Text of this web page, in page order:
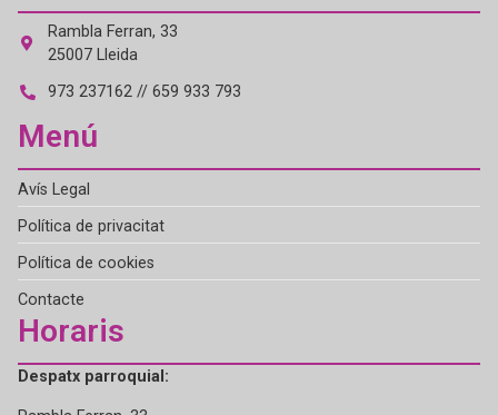
Rambla Ferran, 33
25007 Lleida
973 237162 // 659 933 793
Menú
Avís Legal
Política de privacitat
Política de cookies
Contacte
Horaris
Despatx parroquial: